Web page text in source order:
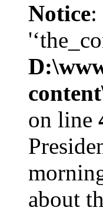
Notice:
on line
about